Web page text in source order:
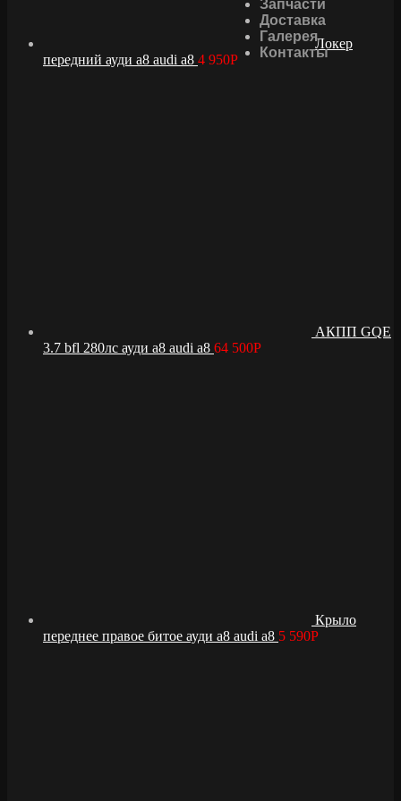
Запчасти
Доставка
Галерея
Контакты
Локер
передний ауди а8 audi a8 4 950Р
АКПП GQE
3.7 bfl 280лс ауди а8 audi a8 64 500Р
Крыло
переднее правое битое ауди а8 audi a8 5 590Р